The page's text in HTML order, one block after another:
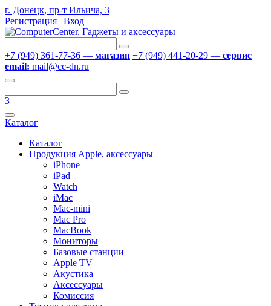
г. Донецк, пр-т Ильича, 3
Регистрация | Вход
+7 (949) 361-77-36 — магазин +7 (949) 441-20-29 — сервис
email: mail@cc-dn.ru
3
Каталог
Каталог
Продукция Apple, аксессуары
iPhone
iPad
Watch
iMac
Mac-mini
Mac Pro
MacBook
Мониторы
Базовые станции
Apple TV
Акустика
Аксессуары
Комиссия